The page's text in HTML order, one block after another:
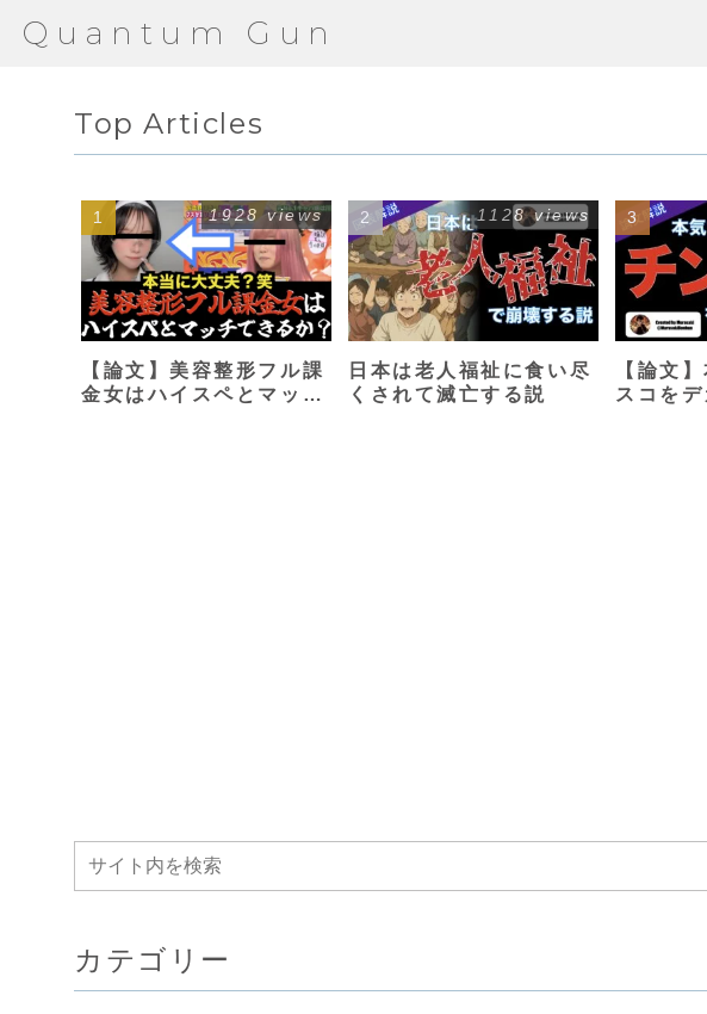
Quantum Gun
Top Articles
【論文】美容整形フル課
金女はハイスペとマッチ
1928 views
日本は老人福祉に食い尽
くされて滅亡する説
1128 views
【論文
スコを
カテゴリー